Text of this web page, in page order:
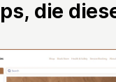
die